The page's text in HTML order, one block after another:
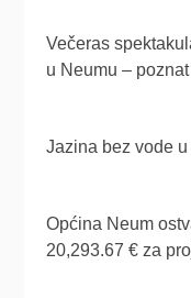
Večeras
u Neumu –
Jazina bez vode
Općina Neum
20,293.67 € za